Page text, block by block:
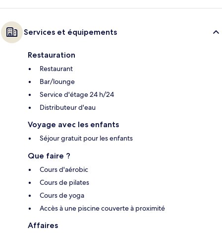
Services et équipements
Restauration
Restaurant
Bar/lounge
Service d'étage 24 h/24
Distributeur d'eau
Voyage avec les enfants
Séjour gratuit pour les enfants
Que faire ?
Cours d'aérobic
Cours de pilates
Cours de yoga
Accès à une piscine couverte à proximité
Affaires